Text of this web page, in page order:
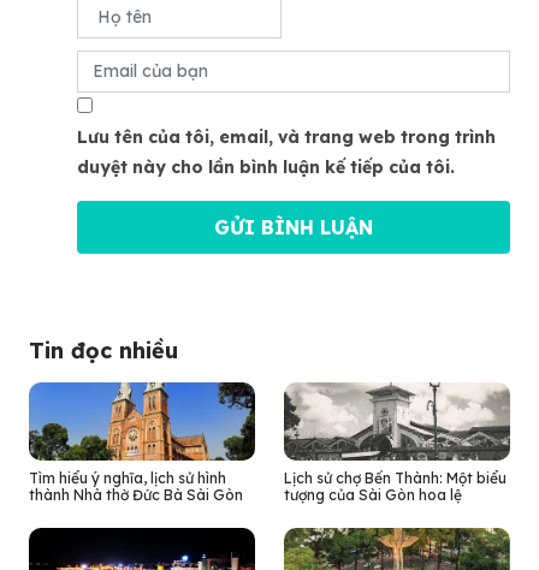
Lưu tên của tôi, email, và trang web trong trình
duyệt này cho lần bình luận kế tiếp của tôi.
Tin đọc nhiều
Tìm hiểu ý nghĩa, lịch sử hình
thành Nhà thờ Đức Bà Sài Gòn
Lịch sử chợ Bến Thành: Một biểu
tượng của Sài Gòn hoa lệ